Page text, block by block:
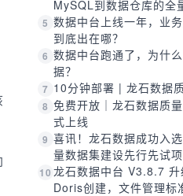
MySQL到数据仓库的全
5 数据中台上线一年，业
到底出在哪？
6 数据中台跑通了，为什
据？
7 10分钟部署 | 龙石数据
8 免费开放｜龙石数据质
式上线
9 喜讯！龙石数据成功入
量数据集建设先行先试
10 龙石数据中台 V3.8.7
Doris创建，文件管理标